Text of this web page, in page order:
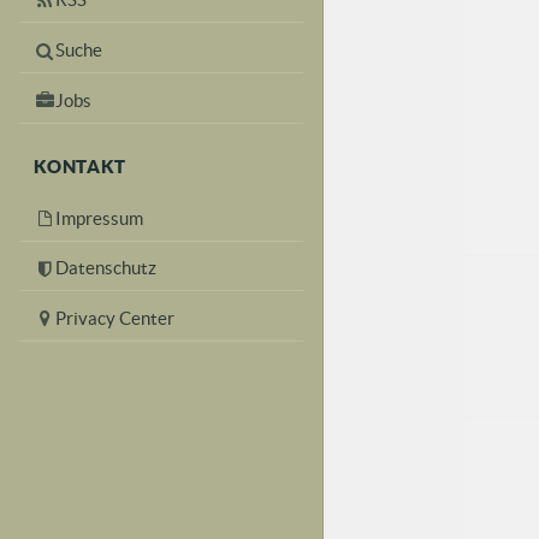
Suche
Jobs
KONTAKT
Impressum
Datenschutz
Privacy Center